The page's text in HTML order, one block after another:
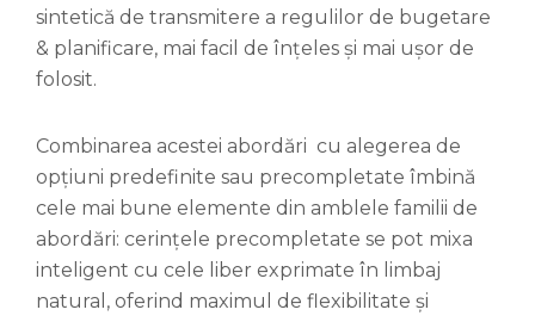
sintetică de transmitere a regulilor de bugetare
& planificare, mai facil de înțeles și mai ușor de
folosit.
Combinarea acestei abordări cu alegerea de
opțiuni predefinite sau precompletate îmbină
cele mai bune elemente din amblele familii de
abordări: cerințele precompletate se pot mixa
inteligent cu cele liber exprimate în limbaj
natural, oferind maximul de flexibilitate și